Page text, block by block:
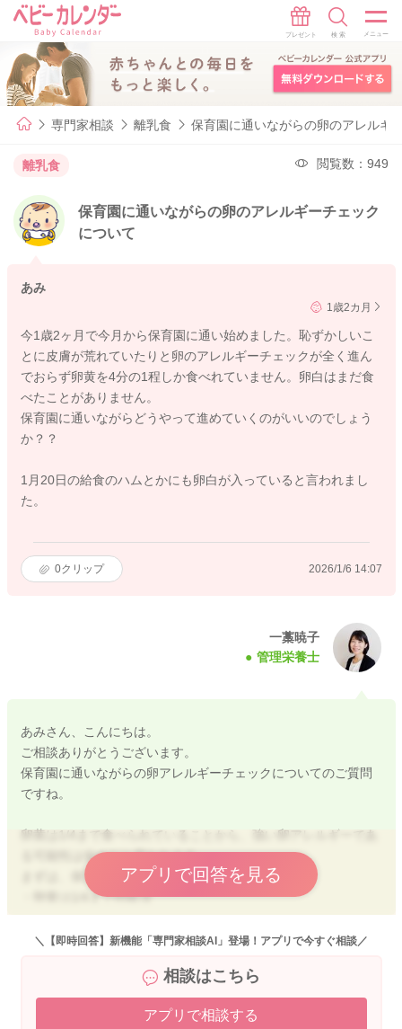
専門家相談 離乳食 保育園に通いながらの卵のアレルギ
離乳食 閲覧数：949
保育園に通いながらの卵のアレルギーチェック
について
あみ
1歳2カ月
今1歳2ヶ月で今月から保育園に通い始めました。恥ずかしいこ
とに皮膚が荒れていたりと卵のアレルギーチェックが全く進ん
でおらず卵黄を4分の1程しか食べれていません。卵白はまだ食
べたことがありません。
保育園に通いながらどうやって進めていくのがいいのでしょう
か？？
1月20日の給食のハムとかにも卵白が入っていると言われまし
た。
0クリップ 2026/1/6 14:07
一藁暁子
管理栄養士
あみさん、こんにちは。
ご相談ありがとうございます。
保育園に通いながらの卵アレルギーチェックについてのご質問
ですね。
卵黄は1/4まで食べられていることから、強い卵アレルギーであ
る可能性は低めだと思われます。
まずは、保育園に
・卵黄は1/4まで摂取済
・卵白は未摂取
・卵や卵加工品は完全除去希望（まだアレルギーチェックが済
ということを伝えましょう。
ご家庭でのアレルギーチェックの進め方については
アプリで回答を見る
＼【即時回答】新機能「専門家相談AI」登場！アプリで今すぐ相談／
相談はこちら
アプリで相談する